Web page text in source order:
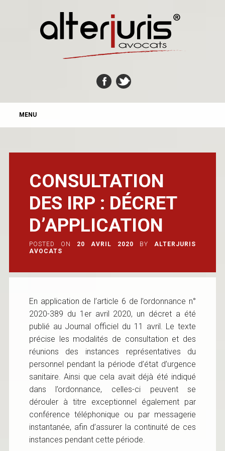
MAIN MENU
MENU
CONSULTATION
DES IRP : DÉCRET
D’APPLICATION
POSTED ON 20 AVRIL 2020 BY
ALTERJURIS
AVOCATS
En application de l’article 6 de l’ordonnance n°
2020-389 du 1er avril 2020, un décret a été
publié au Journal officiel du 11 avril. Le texte
précise les modalités de consultation et des
réunions des instances représentatives du
personnel pendant la période d’état d’urgence
sanitaire. Ainsi que cela avait déjà été indiqué
dans l’ordonnance, celles-ci peuvent se
dérouler à titre exceptionnel également par
conférence téléphonique ou par messagerie
instantanée, afin d’assurer la continuité de ces
instances pendant cette période.